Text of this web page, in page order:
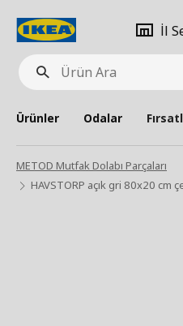
Ürün
Ara
İl
Ürünler Odalar
METOD Mutfak Dolabı Parçaları
HAVSTORP açık gri 80x20 cm